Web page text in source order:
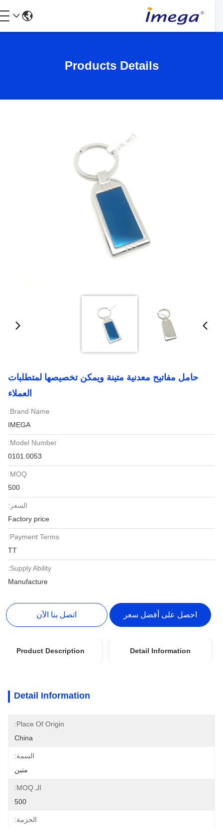
Products Details
حامل مفاتيح معدنية متينة ويمكن تخصيصها لمتطلبات
العملاء
Brand Name:
IMEGA
Model Number:
0101.0053
MOQ:
500
السعر:
Factory price
Payment Terms:
TT
Supply Ability:
Manufacture
احصل على أفضل سعر اتصل بنا الآن
Detail Information
Product Description
Detail Information
Place Of Origin:
China
السمة:
متين
الـ MOQ:
500
الحزمة: